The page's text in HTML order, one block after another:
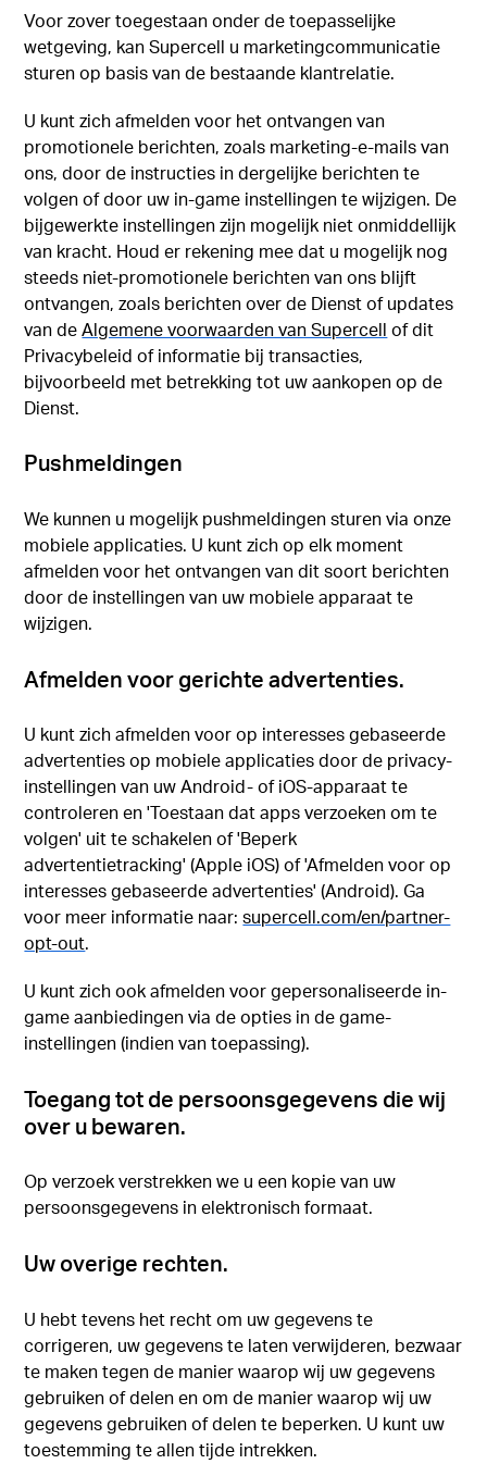
Voor zover toegestaan onder de toepasselijke
wetgeving, kan Supercell u marketingcommunicatie
sturen op basis van de bestaande klantrelatie.
U kunt zich afmelden voor het ontvangen van
promotionele berichten, zoals marketing-e-mails van
ons, door de instructies in dergelijke berichten te
volgen of door uw in-game instellingen te wijzigen. De
bijgewerkte instellingen zijn mogelijk niet onmiddellijk
van kracht. Houd er rekening mee dat u mogelijk nog
steeds niet-promotionele berichten van ons blijft
ontvangen, zoals berichten over de Dienst of updates
van deAlgemene voorwaarden van Supercell of dit
Privacybeleid of informatie bij transacties,
bijvoorbeeld met betrekking tot uw aankopen op de
Dienst.
Pushmeldingen
We kunnen u mogelijk pushmeldingen sturen via onze
mobiele applicaties. U kunt zich op elk moment
afmelden voor het ontvangen van dit soort berichten
door de instellingen van uw mobiele apparaat te
wijzigen.
Afmelden voor gerichte advertenties.
U kunt zich afmelden voor op interesses gebaseerde
advertenties op mobiele applicaties door de privacy-
instellingen van uw Android- of iOS-apparaat te
controleren en 'Toestaan dat apps verzoeken om te
volgen' uit te schakelen of 'Beperk
advertentietracking' (Apple iOS) of 'Afmelden voor op
interesses gebaseerde advertenties' (Android). Ga
voor meer informatie naar:supercell.com/en/partner-
opt-out.
U kunt zich ook afmelden voor gepersonaliseerde in-
game aanbiedingen via de opties in de game-
instellingen (indien van toepassing).
Toegang tot de persoonsgegevens die wij
over u bewaren.
Op verzoek verstrekken we u een kopie van uw
persoonsgegevens in elektronisch formaat.
Uw overige rechten.
U hebt tevens het recht om uw gegevens te
corrigeren, uw gegevens te laten verwijderen, bezwaar
te maken tegen de manier waarop wij uw gegevens
gebruiken of delen en om de manier waarop wij uw
gegevens gebruiken of delen te beperken. U kunt uw
toestemming te allen tijde intrekken.